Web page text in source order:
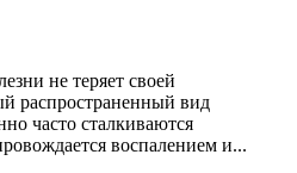
не теряет своей
распространенный вид
часто сталкиваются
воспалением и...